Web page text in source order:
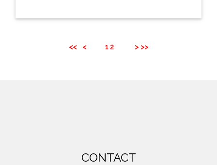
<< < 1 2 > >>
CONTACT